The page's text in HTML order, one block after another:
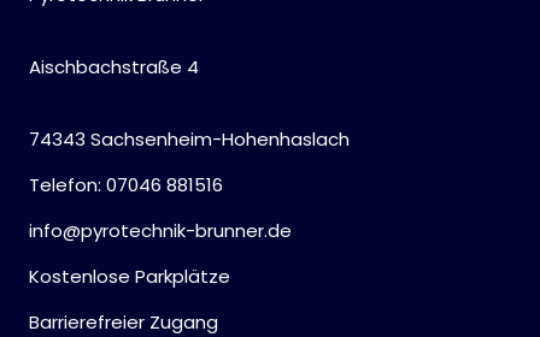
Aischbachstraße 4
74343 Sachsenheim-Hohenhaslach
Telefon: 07046 881516
info@pyrotechnik-brunner.de
Kostenlose Parkplätze
Barrierefreier Zugang